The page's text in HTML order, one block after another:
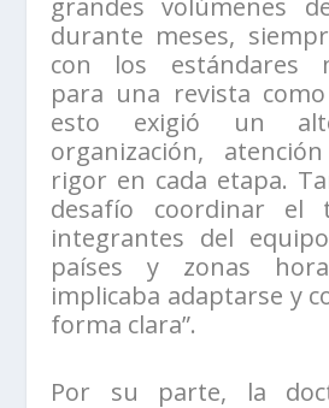
grandes volúmenes
durante meses,
con los estándares
para una revista como
esto exigió un
organización,
rigor en cada etapa.
desafío coordinar el
integrantes del
países y zonas
implicaba adaptarse y
forma clara”.
Por su parte, la